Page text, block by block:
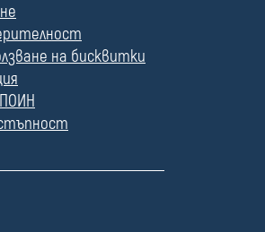
на бисквитки